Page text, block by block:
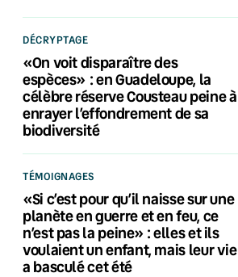
DÉCRYPTAGE
«On voit disparaître des
espèces» : en Guadeloupe, la
célèbre réserve Cousteau peine à
enrayer l’effondrement de sa
biodiversité
TÉMOIGNAGES
«Si c’est pour qu’il naisse sur une
planète en guerre et en feu, ce
n’est pas la peine» : elles et ils
voulaient un enfant, mais leur vie
a basculé cet été